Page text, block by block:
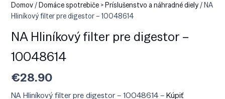
Domov/Domáce spotrebiče > Príslušenstvo a náhradné diely/ NA
Hliníkový filter pre digestor – 10048614
NA Hliníkový filter pre digestor –
10048614
€28.90
NA Hliníkový filter pre digestor – 10048614 –Kúpiť